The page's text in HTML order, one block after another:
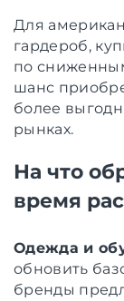
Для
гардероб,
по
шанс
более
рынках.
На что
время
Одежда и
обновить
бренды